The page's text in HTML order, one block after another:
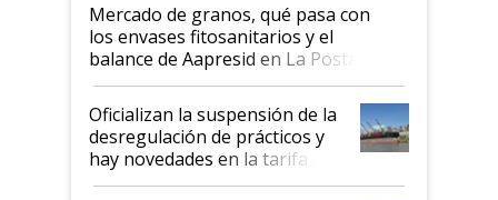
Mercado de granos, qué pasa con
los envases fitosanitarios y el
balance de Aapresid en La Posta
Oficializan la suspensión de la
desregulación de prácticos y
hay novedades en la tarifa de
la hidrovía